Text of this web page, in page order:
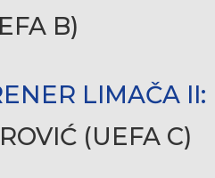
B)
LIMAČA II:
(UEFA C)